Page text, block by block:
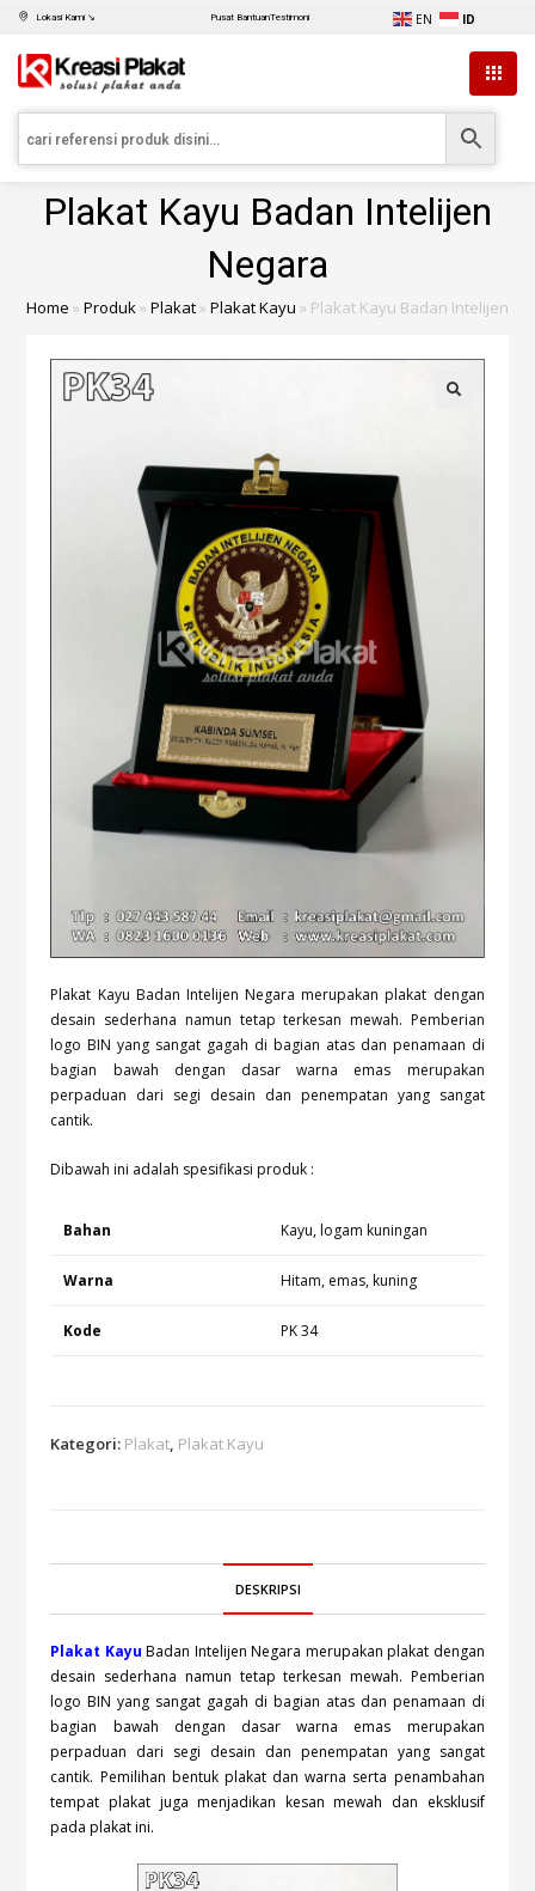
Lokasi Kami ↘ Pusat BantuanTestimoni EN ID
Plakat Kayu Badan Intelijen
Negara
Home »Produk»Plakat»Plakat Kayu » Plakat Kayu Badan Intelijen
Plakat Kayu Badan Intelijen Negara merupakan plakat dengan
desain sederhana namun tetap terkesan mewah. Pemberian
logo BIN yang sangat gagah di bagian atas dan penamaan di
bagian bawah dengan dasar warna emas merupakan
perpaduan dari segi desain dan penempatan yang sangat
cantik.
Dibawah ini adalah spesifikasi produk :
Bahan Kayu, logam kuningan
Warna Hitam, emas, kuning
Kode PK 34
Kategori: Plakat, Plakat Kayu
DESKRIPSI
Plakat Kayu Badan Intelijen Negara merupakan plakat dengan
desain sederhana namun tetap terkesan mewah. Pemberian
logo BIN yang sangat gagah di bagian atas dan penamaan di
bagian bawah dengan dasar warna emas merupakan
perpaduan dari segi desain dan penempatan yang sangat
cantik. Pemilihan bentuk plakat dan warna serta penambahan
tempat plakat juga menjadikan kesan mewah dan eksklusif
pada plakat ini.